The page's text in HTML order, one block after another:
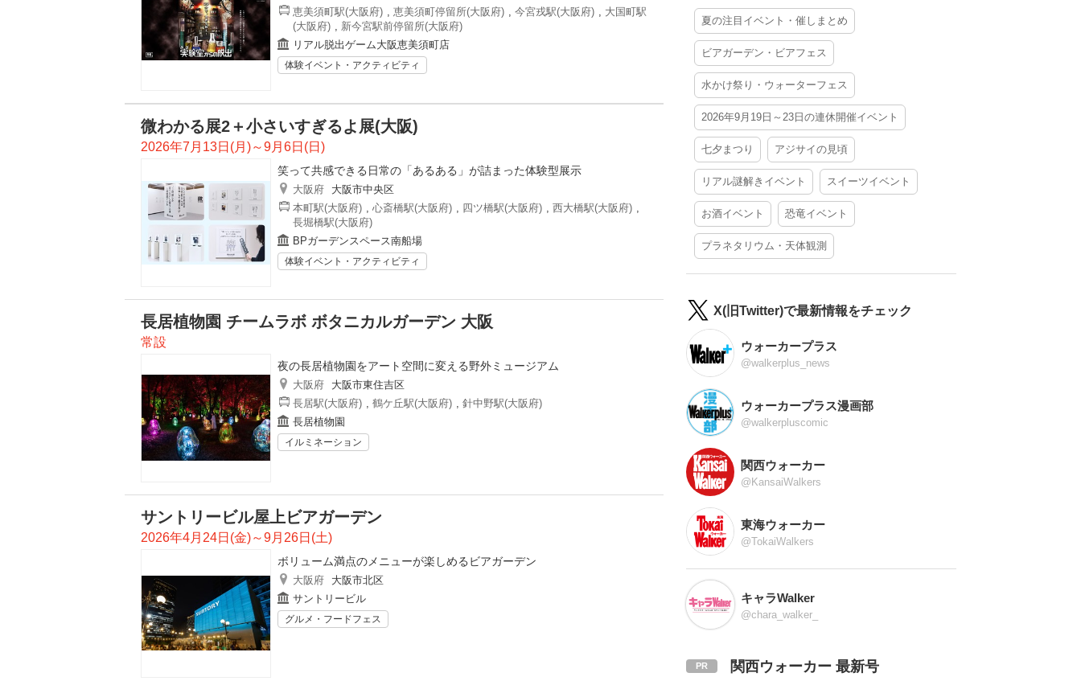
恵美須町駅(大阪府) , 恵美須町停留所(大阪府) , 今宮戎駅(大阪府) , 大国町駅
(大阪府) , 新今宮駅前停留所(大阪府)
リアル脱出ゲーム大阪恵美須町店
体験イベント・アクティビティ
微わかる展2＋小さいすぎるよ展(大阪)
2026年7月13日(月)～9月6日(日)
笑って共感できる日常の「あるある」が詰まった体験型展示
大阪府
大阪市中央区
本町駅(大阪府) , 心斎橋駅(大阪府) , 四ツ橋駅(大阪府) , 西大橋駅(大阪府) ,
長堀橋駅(大阪府)
BPガーデンスペース南船場
体験イベント・アクティビティ
長居植物園 チームラボ ボタニカルガーデン 大阪
常設
夜の長居植物園をアート空間に変える野外ミュージアム
大阪府
大阪市東住吉区
長居駅(大阪府) , 鶴ケ丘駅(大阪府) , 針中野駅(大阪府)
長居植物園
イルミネーション
サントリービル屋上ビアガーデン
2026年4月24日(金)～9月26日(土)
ボリューム満点のメニューが楽しめるビアガーデン
大阪府
大阪市北区
サントリービル
グルメ・フードフェス
夏の注目イベント・催しまとめ
ビアガーデン・ビアフェス
水かけ祭り・ウォーターフェス
2026年9月19日～23日の連休開催イベント
七夕まつり アジサイの見頃
リアル謎解きイベント スイーツイベント
お酒イベント 恐竜イベント
プラネタリウム・天体観測
X(旧Twitter)で最新情報をチェック
ウォーカープラス
@walkerplus_news
ウォーカープラス漫画部
@walkerpluscomic
関西ウォーカー
@KansaiWalkers
東海ウォーカー
@TokaiWalkers
キャラWalker
@chara_walker_
関西ウォーカー 最新号